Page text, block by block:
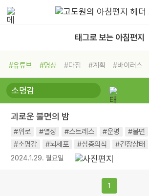
태그로 보는 아침편지
#유튜브 #명상 #다짐 #계획 #바이러스
#비전캠프
#독서캠프 #삶
#희망
#나눔 #친구 #링컨학교
#독서
#건강 #면역력
괴로운 불면의 밤
#위로 #열정 #스트레스 #운명 #불면
#소명감
#뇌세포 #심층의식 #긴장상태
2024.1.29. 월요일
1